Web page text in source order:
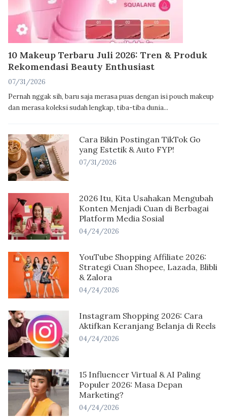
10 Makeup Terbaru Juli 2026: Tren & Produk
Rekomendasi Beauty Enthusiast
07/31/2026
Pernah nggak sih, baru saja merasa puas dengan isi pouch makeup
dan merasa koleksi sudah lengkap, tiba-tiba dunia...
Cara Bikin Postingan TikTok Go
yang Estetik & Auto FYP!
07/31/2026
2026 Itu, Kita Usahakan Mengubah
Konten Menjadi Cuan di Berbagai
Platform Media Sosial
04/24/2026
YouTube Shopping Affiliate 2026:
Strategi Cuan Shopee, Lazada, Blibli
& Zalora
04/24/2026
Instagram Shopping 2026: Cara
Aktifkan Keranjang Belanja di Reels
04/24/2026
15 Influencer Virtual & AI Paling
Populer 2026: Masa Depan
Marketing?
04/24/2026